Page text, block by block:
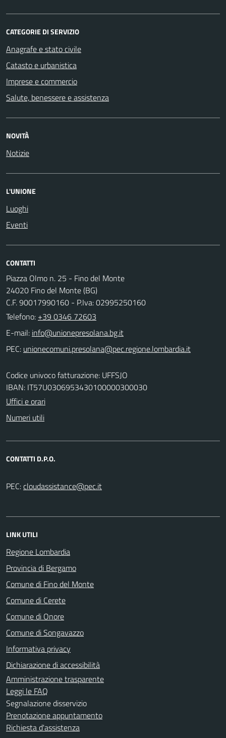
CATEGORIE DI SERVIZIO
Anagrafe e stato civile
Catasto e urbanistica
Imprese e commercio
Salute, benessere e assistenza
NOVITÀ
Notizie
L'UNIONE
Luoghi
Eventi
CONTATTI
Piazza Olmo n. 25 - Fino del Monte
24020 Fino del Monte (BG)
C.F. 90017990160 - P.Iva: 02995250160
Telefono: +39 0346 72603
E-mail:
PEC:
Codice univoco fatturazione: UFFSJO
IBAN: IT57U0306953430100000300030
Uffici e orari
Numeri utili
CONTATTI D.P.O.
PEC:
LINK UTILI
Regione Lombardia
Provincia di Bergamo
Comune di Fino del Monte
Comune di Cerete
Comune di Onore
Comune di Songavazzo
Informativa privacy
Dichiarazione di accessibilità
Amministrazione trasparente
Leggi le FAQ
Segnalazione disservizio
Prenotazione appuntamento
Richiesta d'assistenza